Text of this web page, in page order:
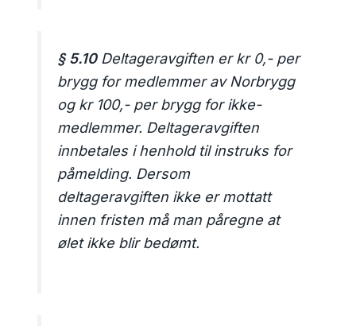
§ 5.10Deltageravgiften er kr 0,- per
brygg for medlemmer av Norbrygg
og kr 100,- per brygg for ikke-
medlemmer. Deltageravgiften
innbetales i henhold til instruks for
påmelding. Dersom
deltageravgiften ikke er mottatt
innen fristen må man påregne at
ølet ikke blir bedømt.